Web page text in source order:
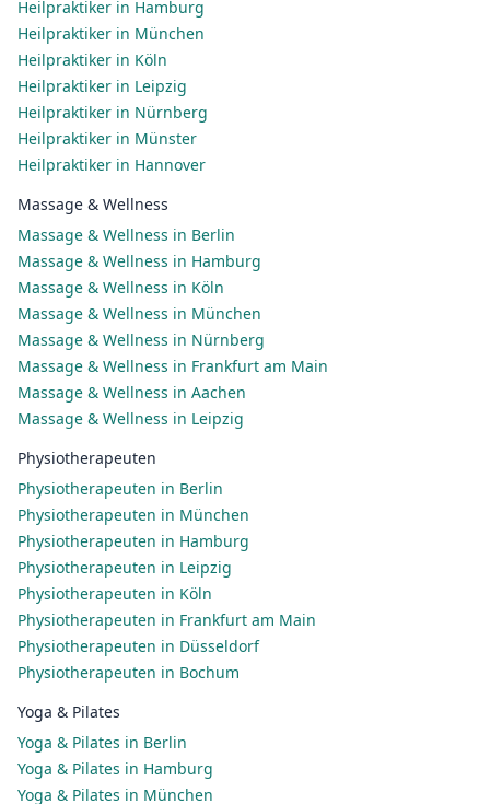
Heilpraktiker in Hamburg
Heilpraktiker in München
Heilpraktiker in Köln
Heilpraktiker in Leipzig
Heilpraktiker in Nürnberg
Heilpraktiker in Münster
Heilpraktiker in Hannover
Massage & Wellness
Massage & Wellness in Berlin
Massage & Wellness in Hamburg
Massage & Wellness in Köln
Massage & Wellness in München
Massage & Wellness in Nürnberg
Massage & Wellness in Frankfurt am Main
Massage & Wellness in Aachen
Massage & Wellness in Leipzig
Physiotherapeuten
Physiotherapeuten in Berlin
Physiotherapeuten in München
Physiotherapeuten in Hamburg
Physiotherapeuten in Leipzig
Physiotherapeuten in Köln
Physiotherapeuten in Frankfurt am Main
Physiotherapeuten in Düsseldorf
Physiotherapeuten in Bochum
Yoga & Pilates
Yoga & Pilates in Berlin
Yoga & Pilates in Hamburg
Yoga & Pilates in München